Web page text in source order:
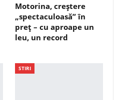
Motorina, creștere
„spectaculoasă” în
preț – cu aproape un
leu, un record
STIRI